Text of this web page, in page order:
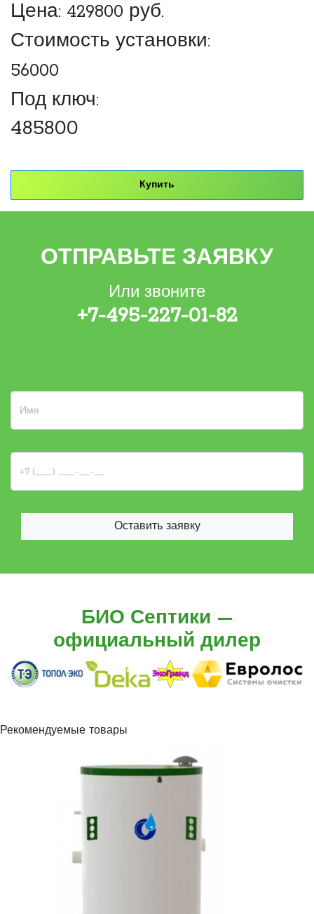
Цена: 429800 руб.
Стоимость установки:
56000
Под ключ:
485800
Купить
ОТПРАВЬТЕ ЗАЯВКУ
Или звоните
+7-495-227-01-82
Оставить заявку
БИО Септики —
официальный дилер
Рекомендуемые товары